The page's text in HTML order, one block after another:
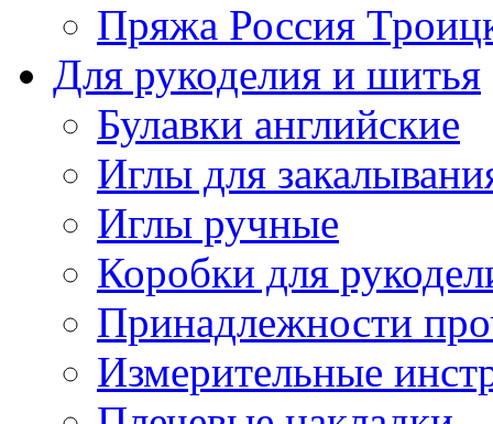
Пряжа Россия
Для рукоделия и шитья
Булавки английские
Иглы для
Иглы ручные
Коробки для
Принадлежности
Измерительные